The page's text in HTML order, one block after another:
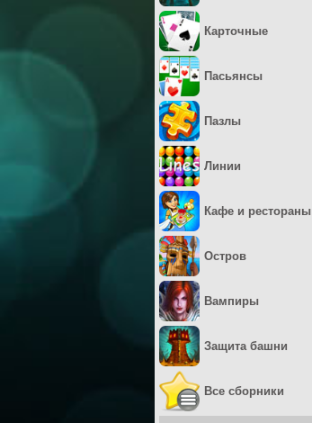
Карточные
Пасьянсы
Пазлы
Линии
Кафе и рестораны
Остров
Вампиры
Защита башни
Все сборники